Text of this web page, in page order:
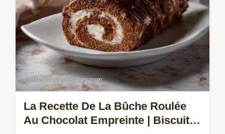
La Recette De La Bûche Roulée
Au Chocolat Empreinte | Biscuit